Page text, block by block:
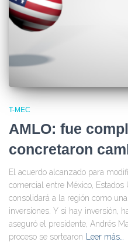
T-MEC
AMLO: fue
concretaron
El acuerdo alcanzado para
comercial entre México, Estados
consolidará a la región como
inversiones. Y si hay inversión,
aseguró el presidente, Andrés
proceso se sortearon Leer más…